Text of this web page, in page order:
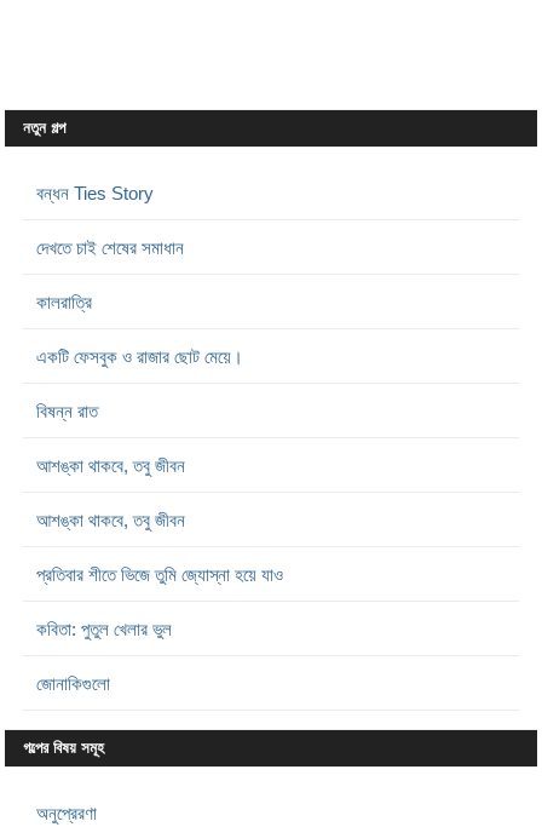
নতুন গল্প
বন্ধন Ties Story
দেখতে চাই শেষের সমাধান
কালরাত্রি
একটি ফেসবুক ও রাজার ছোট মেয়ে।
বিষন্ন রাত
আশঙ্কা থাকবে, তবু জীবন
আশঙ্কা থাকবে, তবু জীবন
প্রতিবার শীতে ভিজে তুমি জ্যোস্না হয়ে যাও
কবিতা: পুতুল খেলার ভুল
জোনাকিগুলো
গল্পের বিষয় সমূহ
অনুপ্রেরণা